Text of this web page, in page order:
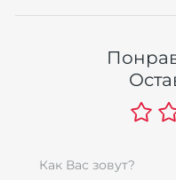
Как Вас зовут?